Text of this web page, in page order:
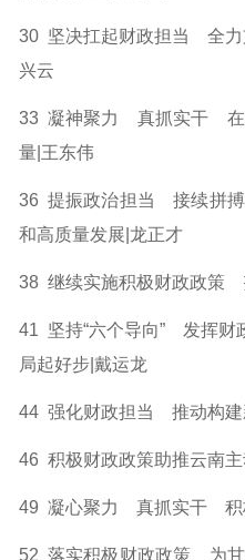
30 坚决扛起财政担当 全力
兴云
33 凝神聚力 真抓实干 在
量|王东伟
36 提振政治担当 接续拼
和高质量发展|龙正才
38 继续实施积极财政政策
41 坚持“六个导向” 发挥财
局起好步|戴运龙
44 强化财政担当 推动构建
46 积极财政政策助推云南
49 凝心聚力 真抓实干 积
52 落实积极财政政策 为甘